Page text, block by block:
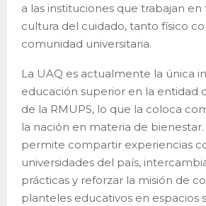
a las instituciones que trabajan
cultura del cuidado, tanto físico
comunidad universitaria.
La UAQ es actualmente la única
educación superior en la entidad
de la RMUPS, lo que la coloca
la nación en materia de bienestar.
permite compartir experiencias
universidades del país,
prácticas y reforzar la misión de
planteles educativos en espacios